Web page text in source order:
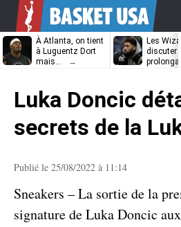
À Atlanta, on tient
à Luguentz Dort
mais…
Les
discuter
Unibet
Luka Doncic
secrets de la
Publié le 25/08/2022 à 11:14
Sneakers – La sortie de la
signature de Luka Doncic